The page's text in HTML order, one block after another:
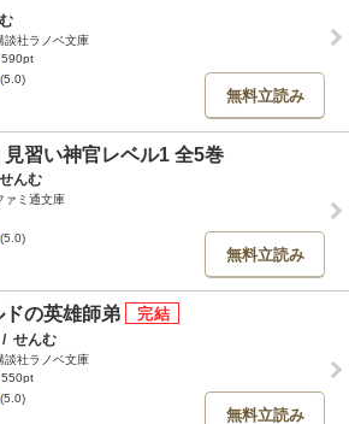
談社ラノベ文庫
(5.0)
無料立読み
見習い神官レベル1 全5巻
せんむ
ァミ通文庫
(5.0)
無料立読み
の英雄師弟
/ せんむ
談社ラノベ文庫
(5.0)
無料立読み